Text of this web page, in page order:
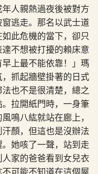
人親熱過夜後被對方
逃走。那名以武士道
此危機的當下，卻只
不想被打擾的賴床意
上最不能依靠！」瑪
抓起牆壁掛著的日式
也不是很清楚，總之
拉開紙門時，一身筆
鳴八紘就站在廊上，
顏，但這也是沒辦法
她咳了一聲，站到走
家的爸爸看到女兒衣
可能不知道在這個屋